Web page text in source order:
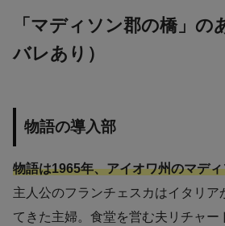
「マディソン郡の橋」の
バレあり）
物語の導入部
物語は1965年、アイオワ州のマデ
主人公のフランチェスカはイタリア
てきた主婦。食堂を営む夫リチャー